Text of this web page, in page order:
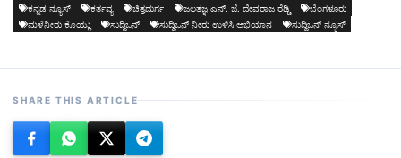
ಕನ್ನಡ ನ್ಯೂಸ್ ಕರ್ತವ್ಯ ಚಿತ್ರದುರ್ಗ ಜಲತಜ್ಞ ಎನ್. ಜೆ. ದೇವರಾಜ ರೆಡ್ಡಿ
ಬೆಂಗಳೂರು
ಮಳೆನೀರು ಕೊಯ್ಲು
ಸುದ್ದಿಒನ್ ಸುದ್ದಿಒನ್ ನೀರು ಉಳಿಸಿ ಅಭಿಯಾನ ಸುದ್ದಿಒನ್ ನ್ಯೂಸ್
SHARE THIS ARTICLE